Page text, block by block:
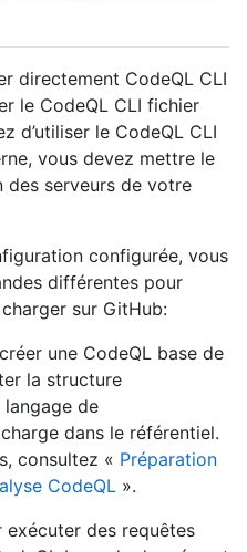
directement CodeQL CLI
le CodeQL CLI fichier
d’utiliser le CodeQL CLI
vous devez mettre le
des serveurs de votre
configurée, vous
différentes pour
sur GitHub:
une CodeQL base de
la structure
langage de
dans le référentiel.
consultez « Préparation
CodeQL ».
exécuter des requêtes